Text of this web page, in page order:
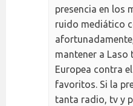
presencia en los
ruido mediático
mantener a Laso
Europea contra
favoritos. Si la
tanta radio, tv y